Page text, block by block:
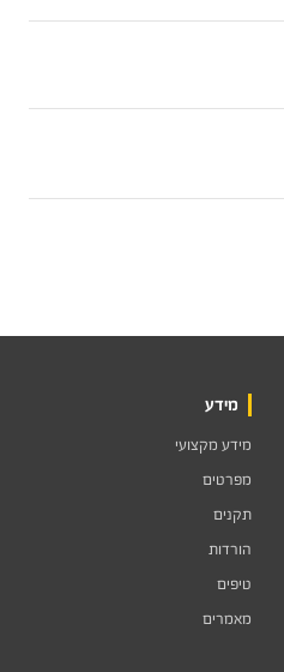
מידע
מידע מקצועי
מפרטים
תקנים
הורדות
טיפים
מאמרים